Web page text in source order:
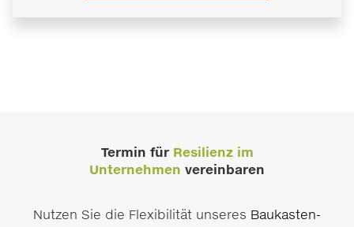
Termin für Resilienz im
Unternehmen vereinbaren
Nutzen Sie die Flexibilität unseres Baukasten-